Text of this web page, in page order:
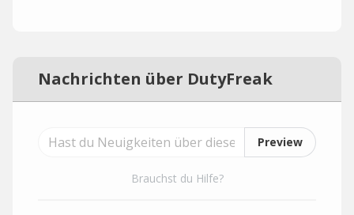
Nachrichten über DutyFreak
Preview
Brauchst du Hilfe?